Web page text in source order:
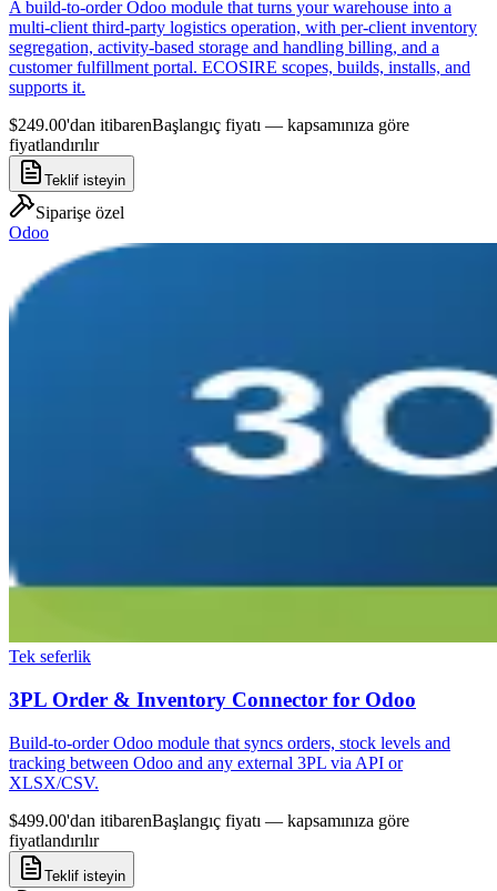
A build-to-order Odoo module that turns your warehouse into a
multi-client third-party logistics operation, with per-client inventory
segregation, activity-based storage and handling billing, and a
customer fulfillment portal. ECOSIRE scopes, builds, installs, and
supports it.
$249.00'dan itibarenBaşlangıç fiyatı — kapsamınıza göre
fiyatlandırılır
Teklif isteyin
Siparişe özel
Odoo
Tek seferlik
3PL Order & Inventory Connector for Odoo
Build-to-order Odoo module that syncs orders, stock levels and
tracking between Odoo and any external 3PL via API or
XLSX/CSV.
$499.00'dan itibarenBaşlangıç fiyatı — kapsamınıza göre
fiyatlandırılır
Teklif isteyin